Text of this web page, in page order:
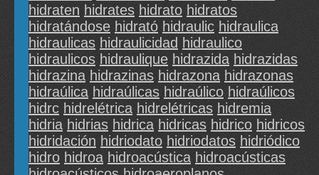
hidraten hidrates hidrato hidratos
hidratándose hidrató hidraulic hidraulica
hidraulicas hidraulicidad hidraulico
hidraulicos hidraulique hidrazida hidrazidas
hidrazina hidrazinas hidrazona hidrazonas
hidraúlica hidraúlicas hidraúlico hidraúlicos
hidrc hidrelétrica hidrelétricas hidremia
hidria hidrias hidrica hidricas hidrico hidricos
hidridación hidriodato hidriodatos hidriódico
hidro hidroa hidroacústica hidroacústicas